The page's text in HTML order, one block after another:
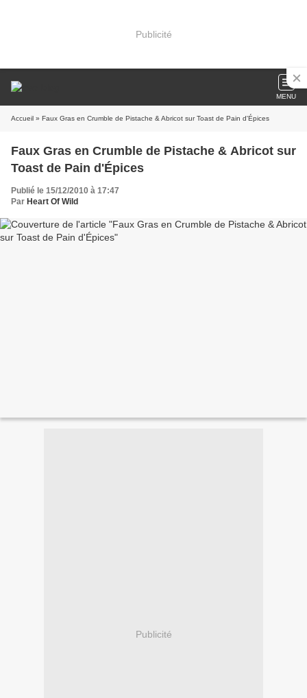
Publicité
MENU
Accueil » Faux Gras en Crumble de Pistache & Abricot sur Toast de Pain d'Épices
Faux Gras en Crumble de Pistache & Abricot sur
Toast de Pain d'Épices
Publié le 15/12/2010 à 17:47
Par Heart Of Wild
Publicité